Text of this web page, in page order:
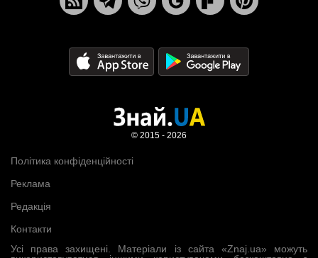
Усі права захищені. Матеріали із сайта «Znaj.ua» можуть
Політика конфіденційності
Реклама
Редакція
Контакти
© 2015 - 2026